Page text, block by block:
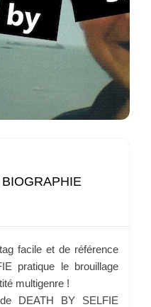
facile et de référence
pratique le brouillage
multigenre !
DEATH BY SELFIE